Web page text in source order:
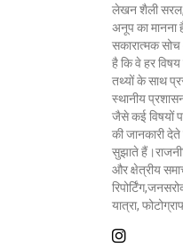
लेखन शैली सरल,
अनूप का मानना
सकारात्मक
है कि वे हर
तथ्यों के साथ
स्थानीय
जैसे कई विषयों
की जानकारी
सुझाते
और क्षेत्रीय
यात्रा,